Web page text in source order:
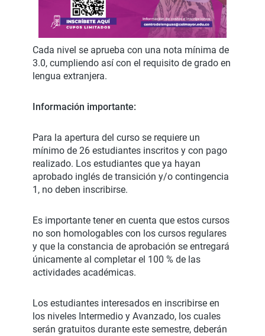
Cada nivel se aprueba con una nota mínima de
3.0, cumpliendo así con el requisito de grado en
lengua extranjera.
Información importante:
Para la apertura del curso se requiere un
mínimo de 26 estudiantes inscritos y con pago
realizado. Los estudiantes que ya hayan
aprobado inglés de transición y/o contingencia
1, no deben inscribirse.
Es importante tener en cuenta que estos cursos
no son homologables con los cursos regulares
y que la constancia de aprobación se entregará
únicamente al completar el 100 % de las
actividades académicas.
Los estudiantes interesados en inscribirse en
los niveles Intermedio y Avanzado, los cuales
serán gratuitos durante este semestre, deberán